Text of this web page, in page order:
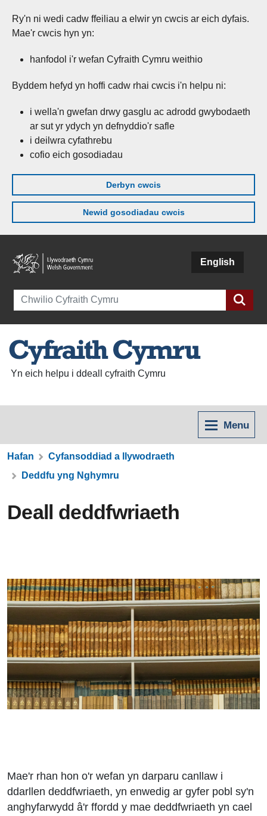
Ry'n ni wedi cadw ffeiliau a elwir yn cwcis ar eich dyfais.
Mae'r cwcis hyn yn:
hanfodol i'r wefan Cyfraith Cymru weithio
Byddem hefyd yn hoffi cadw rhai cwcis i'n helpu ni:
i wella'n gwefan drwy gasglu ac adrodd gwybodaeth
ar sut yr ydych yn defnyddio'r safle
i deilwra cyfathrebu
cofio eich gosodiadau
Derbyn cwcis
Newid gosodiadau cwcis
English
Search
Yn eich helpu i ddeall cyfraith Cymru
Menu
Hafan
Cyfansoddiad a llywodraeth
Deddfu yng Nghymru
Deall deddfwriaeth
Mae'r rhan hon o'r wefan yn darparu canllaw i
ddarllen deddfwriaeth, yn enwedig ar gyfer pobl sy'n
anghyfarwydd â'r ffordd y mae deddfwriaeth yn cael